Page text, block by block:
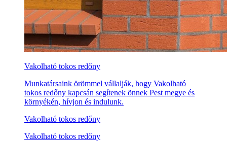
Vakolható tokos redőny
Munkatársaink örömmel vállalják, hogy Vakolható
tokos redőny kapcsán segítenek önnek Pest megye és
környékén, hívjon és indulunk.
Vakolható tokos redőny
Vakolható tokos redőny